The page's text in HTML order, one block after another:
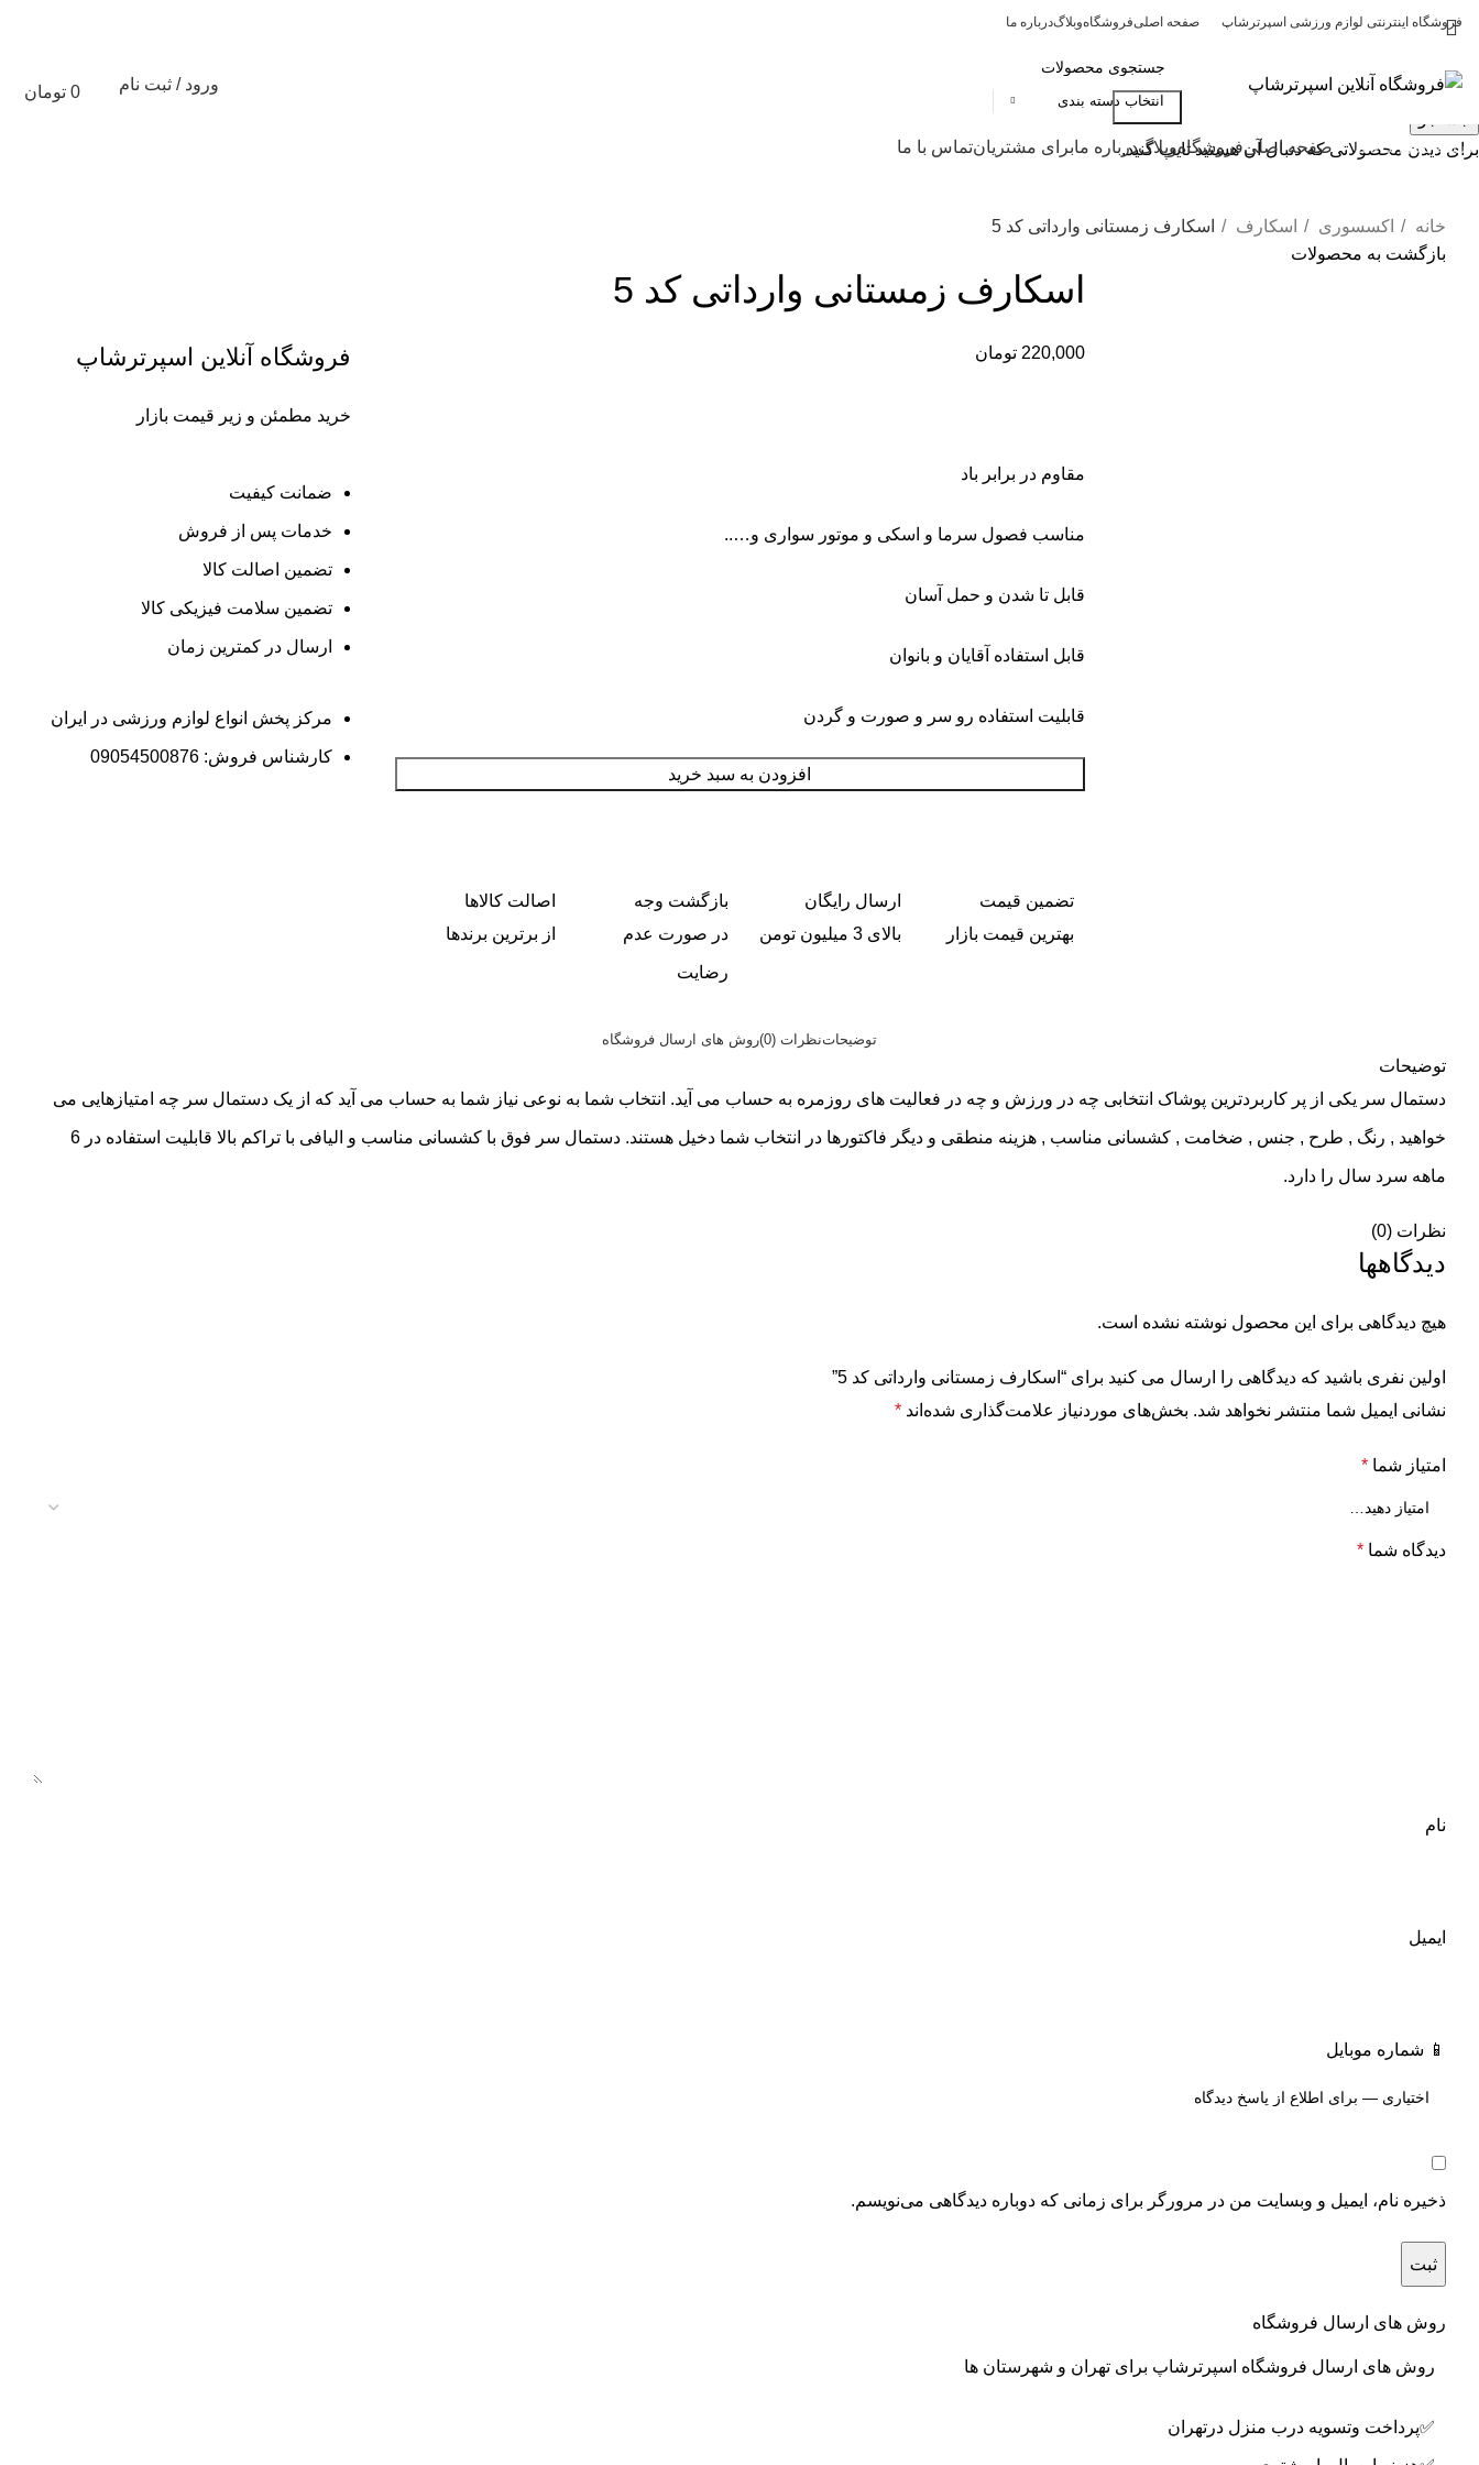
فروشگاه اینترنتی لوازم ورزشی اسپرترشاپ صفحه اصلیفروشگاهوبلاگدرباره ما
انتخاب دسته بندی
جستجو
ورود / ثبت نام 0 تومان
دسته بندی کالاها صفحه اصلیفروشگاهوبلاگدرباره مابرای مشتریانتماس با ما
خانه اکسسوری اسکارف
اسکارف زمستانی وارداتی کد 5
بازگشت به محصولات
اسکارف زمستانی وارداتی کد 5
220,000 تومان
مقاوم در برابر باد
مناسب فصول سرما و اسکی و موتور سواری و…..
قابل تا شدن و‌ حمل آسان
قابل استفاده آقایان و بانوان
قابلیت استفاده رو سر و صورت و گردن
افزودن به سبد خرید
تضمین قیمت
بهترین قیمت بازار
ارسال رایگان
بالای 3 میلیون تومن
بازگشت وجه
در صورت عدم
رضایت
اصالت کالاها
از برترین برندها
فروشگاه آنلاین اسپرترشاپ
خرید مطمئن و زیر قیمت بازار
ضمانت کیفیت
خدمات پس از فروش
تضمین اصالت کالا
تضمین سلامت فیزیکی کالا
ارسال در کمترین زمان
مرکز پخش انواع لوازم ورزشی در ایران
کارشناس فروش: 09054500876
توضیحاتنظرات (0) روش های ارسال فروشگاه
توضیحات
دستمال سر یکی از پر کاربردترین پوشاک انتخابی چه در ورزش و چه در فعالیت های روزمره به حساب می آید. انتخاب شما به نوعی نیاز شما به حساب می آید که از یک دستمال سر چه امتیازهایی می
خواهید , رنگ , طرح , جنس , ضخامت , کشسانی مناسب , هزینه منطقی و دیگر فاکتورها در انتخاب شما دخیل هستند. دستمال سر فوق با کشسانی مناسب و الیافی با تراکم بالا قابلیت استفاده در 6
ماهه سرد سال را دارد.
نظرات (0)
دیدگاهها
هیچ دیدگاهی برای این محصول نوشته نشده است.
اولین نفری باشید که دیدگاهی را ارسال می کنید برای “اسکارف زمستانی وارداتی کد 5”
نشانی ایمیل شما منتشر نخواهد شد. بخش‌های موردنیاز علامت‌گذاری شده‌اند *
امتیاز شما *
دیدگاه شما *
نام
ایمیل
📱 شماره موبایل
ذخیره نام، ایمیل و وبسایت من در مرورگر برای زمانی که دوباره دیدگاهی می‌نویسم.
روش های ارسال فروشگاه
روش های ارسال فروشگاه اسپرترشاپ برای تهران و شهرستان ها
✅پرداخت وتسویه درب منزل درتهران
برای دیدن محصولاتی که دنبال آن هستید تایپ کنید.